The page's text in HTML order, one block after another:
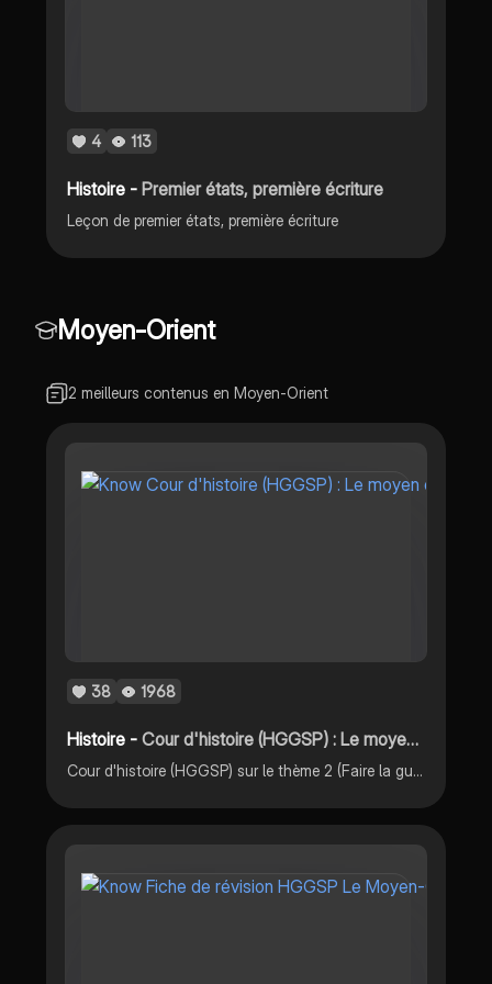
4 113
Histoire -Premier états, première écriture
Leçon de premier états, première écriture
Moyen-Orient
2 meilleurs contenus en Moyen-Orient
38 1968
Histoire -Cour d'histoire (HGGSP) : Le moyen orient : conflits régionaux et tentatives de paix impliquant des acteurs internationaux
Cour d'histoire (HGGSP) sur le thème 2 (Faire la guerre, faire la paix : Formes de conflits et modes de résolution) sur le chapitre conclusif : Le moyen orient : conflits régionaux et tentatives de paix impliquant des acteurs internationaux